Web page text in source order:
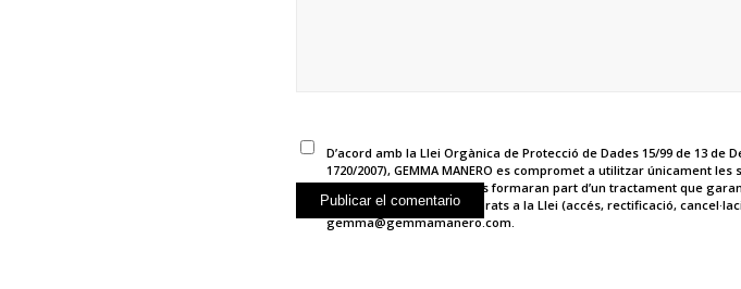
D’acord amb la Llei Orgànica de Protecció de Dades 15/99 de 13 de
1720/2007), GEMMA MANERO es compromet a utilitzar únicament
seguretat, les seves dades formaran part d’un tractament que
qualsevol dels drets emparats a la Llei (accés, rectificació,
gemma@gemmamanero.com.